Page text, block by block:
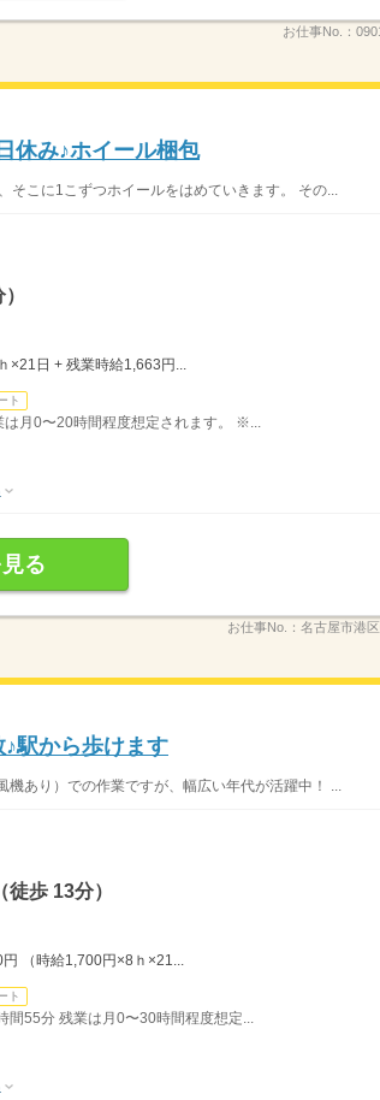
お仕事No.：
休み♪ホイール梱包
こに1こずつホイールをはめていきます。 その...
日 + 残業時給1,663円...
ト
0〜20時間程度想定されます。 ※...
る
お仕事No.： 名古屋市港
駅から歩けます
あり）での作業ですが、幅広い年代が活躍中！ ...
歩 13分）
（時給1,700円×8ｈ×21...
ト
55分 残業は月0〜30時間程度想定...